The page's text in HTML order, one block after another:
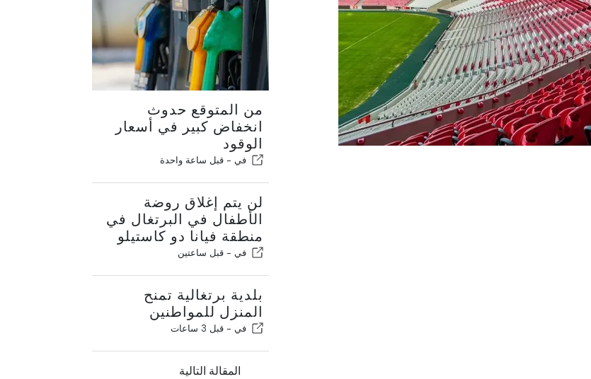
من المتوقع حدوث
انخفاض كبير في أسعار
الوقود
في - قبل ساعة واحدة
لن يتم إغلاق روضة
الأطفال في البرتغال في
منطقة فيانا دو كاستيلو
في - قبل ساعتين
بلدية برتغالية تمنح
المنزل للمواطنين
في - قبل 3 ساعات
المقالة التالية